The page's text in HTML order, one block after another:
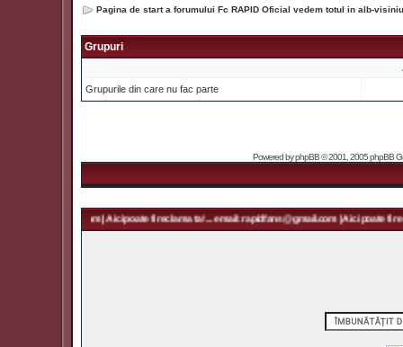
Pagina de start a forumului Fc RAPID Oficial vedem totul in alb-
Grupuri
Grupurile din care nu fac parte
Powered byphpBB© 2001, 2005 phpBB
| Aici poate fi reclama ta! ... email: rapidfans@gmail.com | Aici poate fi